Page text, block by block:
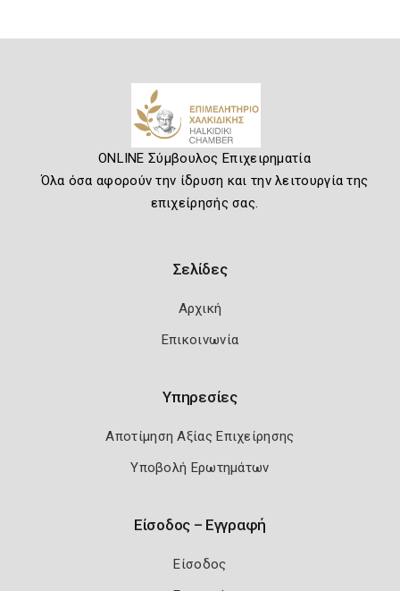
ONLINE Σύμβουλος Επιχειρηματία
Όλα όσα αφορούν την ίδρυση και την λειτουργία της
επιχείρησής σας.
Σελίδες
Αρχική
Επικοινωνία
Υπηρεσίες
Αποτίμηση Αξίας Επιχείρησης
Υποβολή Ερωτημάτων
Είσοδος – Εγγραφή
Είσοδος